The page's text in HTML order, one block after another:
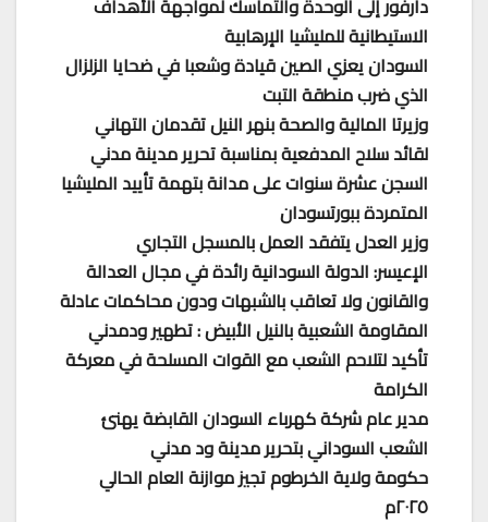
دارفور إلى الوحدة والتماسك لمواجهة الأهداف
الاستيطانية للمليشيا الإرهابية
السودان يعزي الصين قيادة وشعبا في ضحايا الزلزال
الذي ضرب منطقة التبت
وزيرتا المالية والصحة بنهر النيل تقدمان التهاني
لقائد سلاح المدفعية بمناسبة تحرير مدينة مدني
السجن عشرة سنوات على مدانة بتهمة تأييد المليشيا
المتمردة ببورتسودان
وزير العدل يتفقد العمل بالمسجل التجاري
الإعيسر: الدولة السودانية رائدة في مجال العدالة
والقانون ولا تعاقب بالشبهات ودون محاكمات عادلة
المقاومة الشعبية بالنيل الأبيض : تطهير ودمدني
تأكيد لتلاحم الشعب مع القوات المسلحة في معركة
الكرامة
مدير عام شركة كهرباء السودان القابضة يهنئ
الشعب السوداني بتحرير مدينة ود مدني
حكومة ولاية الخرطوم تجيز موازنة العام الحالي
٢٠٢٥م